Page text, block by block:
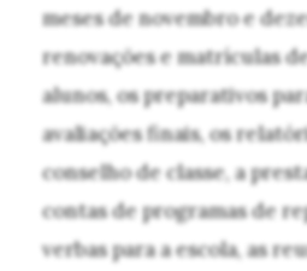
meses de novembro e
renovações e matrículas
alunos, os preparativos
avaliações finais, os
conselho de classe, a
contas de programas de
verbas para a escola, as